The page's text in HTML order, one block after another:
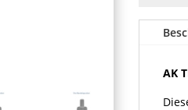
Radiance
AK